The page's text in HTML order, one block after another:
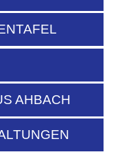
AHBACH